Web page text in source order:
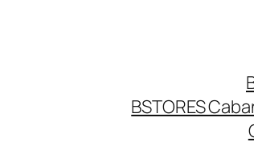
BSTORES